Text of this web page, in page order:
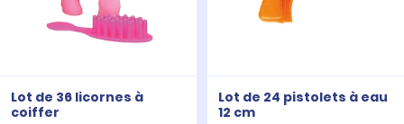
Lot de 36 licornes à
coiffer
Lot de 24 pistolets à eau
12 cm